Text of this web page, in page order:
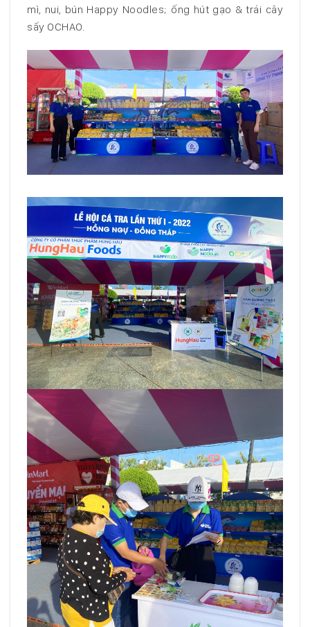
mì, nui, bún Happy Noodles; ống hút gạo & trái cây
sấy OCHAO.